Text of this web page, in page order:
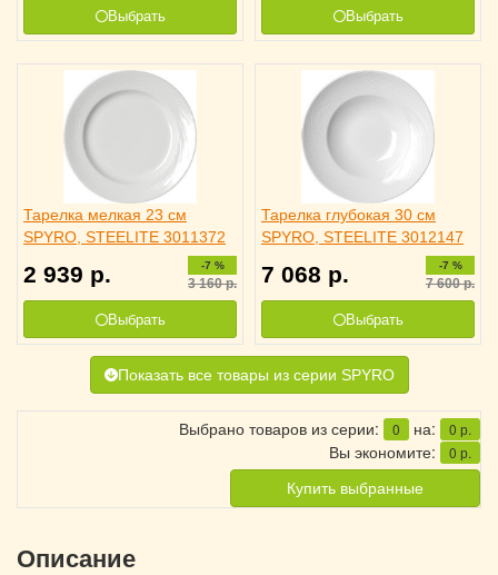
Выбрать Выбрать
Тарелка мелкая 23 см
SPYRO, STEELITE 3011372
2 939 р. -7 %
3 160р.
Выбрать
Тарелка глубокая 30 см
SPYRO, STEELITE 3012147
7 068 р. -7 %
7 600р.
Выбрать
Показать все товары из серии SPYRO
Выбрано товаров из серии: 0 на: 0 р.
Вы экономите: 0 р.
Купить выбранные
Описание